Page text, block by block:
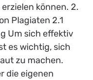
können. 2.
Plagiaten 2.1
Um sich effektiv
es wichtig, sich
zu machen.
die eigenen